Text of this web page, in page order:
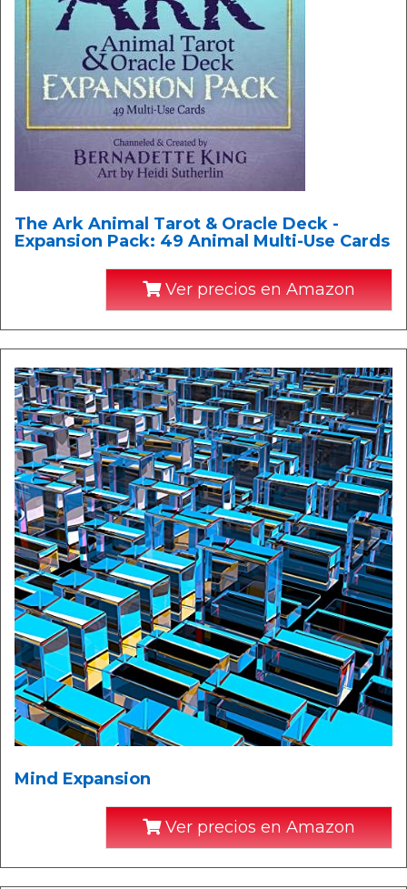
The Ark Animal Tarot & Oracle Deck -
Expansion Pack: 49 Animal Multi-Use Cards
Ver precios en Amazon
Mind Expansion
Ver precios en Amazon